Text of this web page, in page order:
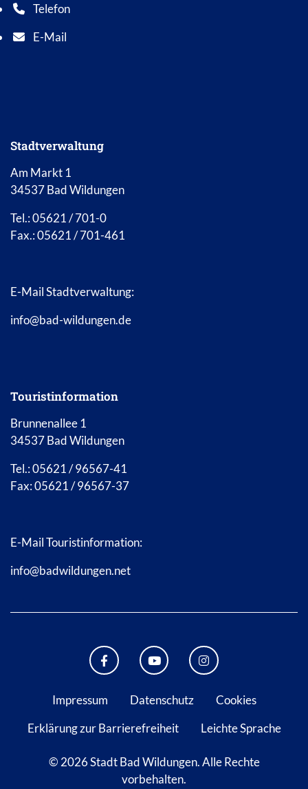
Telefon
Telefonnummer: 0 5 6 2 1 7 0 1 0
E-Mail
E-Mail Adresse: info@bad-wildungen.de
Stadtverwaltung
Am Markt 1
34537 Bad Wildungen
Tel.: 05621 / 701-0
Fax.: 05621 / 701-461
E-Mail Stadtverwaltung:
info@bad-wildungen.de
Touristinformation
Brunnenallee 1
34537 Bad Wildungen
Tel.: 05621 / 96567-41
Fax: 05621 / 96567-37
E-Mail Touristinformation:
info@badwildungen.net
FACEBOOK BAD WILDUNGEN
YOUTUBE KANAL STADT
INSTAGRAM
Impressum Datenschutz
Cookies
Erklärung zur Barrierefreiheit
Leichte Sprache
© 2026 Stadt Bad Wildungen.Alle Rechte
vorbehalten.